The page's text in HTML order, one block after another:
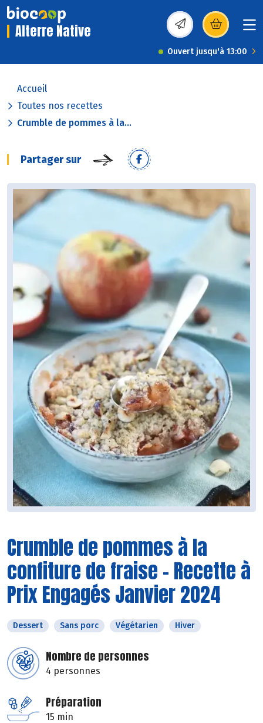
Alterre Native (s’ouvre dans une
Ouvert jusqu'à 13:00
Accueil
Toutes nos recettes
Crumble de pommes à la...
Partager sur
Crumble de pommes à la
confiture de fraise - Recette à
Prix Engagés Janvier 2024
Dessert Sans porc Végétarien Hiver
Nombre de personnes
4 personnes
Préparation
15 min